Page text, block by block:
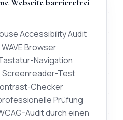
Accessibility Audit
Browser
Navigation
Test
Checker
Prüfung
Audit durch einen